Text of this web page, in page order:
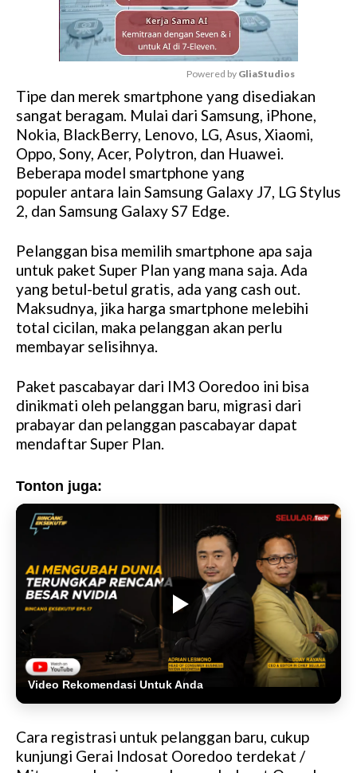
M
u
t
e
Powered by GliaStudios
Tipe dan merek smartphone yang disediakan
sangat beragam. Mulai dari Samsung, iPhone,
Nokia, BlackBerry, Lenovo, LG, Asus, Xiaomi,
Oppo, Sony, Acer, Polytron, dan Huawei.
Beberapa model smartphone yang
populer antara lain Samsung Galaxy J7, LG Stylus
2, dan Samsung Galaxy S7 Edge.
Pelanggan bisa memilih smartphone apa saja
untuk paket Super Plan yang mana saja. Ada
yang betul-betul gratis, ada yang cash out.
Maksudnya, jika harga smartphone melebihi
total cicilan, maka pelanggan akan perlu
membayar selisihnya.
Paket pascabayar dari IM3 Ooredoo ini bisa
dinikmati oleh pelanggan baru, migrasi dari
prabayar dan pelanggan pascabayar dapat
mendaftar Super Plan.
Tonton juga:
Video Rekomendasi Untuk Anda
Cara registrasi untuk pelanggan baru, cukup
kunjungi Gerai Indosat Ooredoo terdekat /